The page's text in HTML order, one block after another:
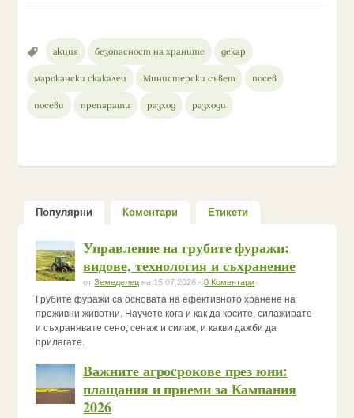
акция безопасност на храните декар
марокански скакалец Министерски съвет посев
посеви препарати разход разходи
Популярни Коментари Етикети
Управление на грубите фуражи:
видове, технология и съхранение
отЗемеделец на 15.07.2026 -0 Коментари
Грубите фуражи са основата на ефективното хранене на
преживни животни. Научете кога и как да косите, силажирате
и съхранявате сено, сенаж и силаж, и какви дажби да
прилагате.
Важните агроcрокове през юни:
плащания и приеми за Кампания
2026